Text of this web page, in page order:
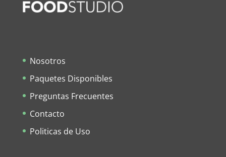
Nosotros
Paquetes Disponibles
Preguntas Frecuentes
Contacto
Politicas de Uso